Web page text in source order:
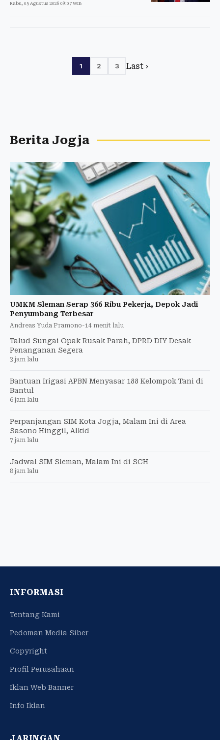
Rabu, 05 Agustus 2026 09:07 WIB
1 2 3 Last ›
Berita Jogja
UMKM Sleman Serap 366 Ribu Pekerja, Depok Jadi
Penyumbang Terbesar
Andreas Yuda Pramono-14 menit lalu
Talud Sungai Opak Rusak Parah, DPRD DIY Desak
Penanganan Segera
3 jam lalu
Bantuan Irigasi APBN Menyasar 188 Kelompok Tani di
Bantul
6 jam lalu
Perpanjangan SIM Kota Jogja, Malam Ini di Area
Sasono Hinggil, Alkid
7 jam lalu
Jadwal SIM Sleman, Malam Ini di SCH
8 jam lalu
INFORMASI
Tentang Kami
Pedoman Media Siber
Copyright
Profil Perusahaan
Iklan Web Banner
Info Iklan